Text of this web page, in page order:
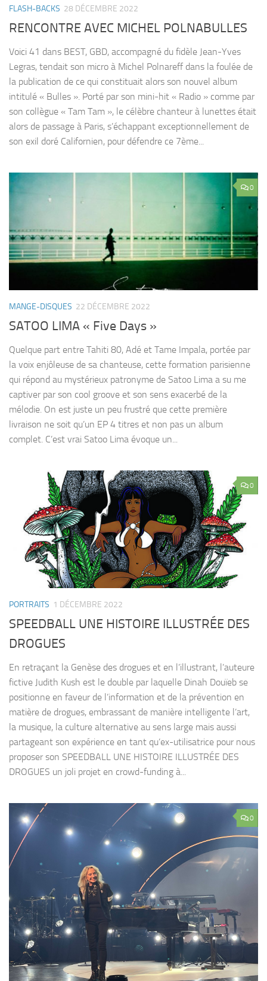
FLASH-BACKS 28 DÉCEMBRE 2022
RENCONTRE AVEC MICHEL POLNABULLES
Voici 41 dans BEST, GBD, accompagné du fidèle Jean-Yves
Legras, tendait son micro à Michel Polnareff dans la foulée de
la publication de ce qui constituait alors son nouvel album
intitulé « Bulles ». Porté par son mini-hit « Radio » comme par
son collègue « Tam Tam », le célèbre chanteur à lunettes était
alors de passage à Paris, s’échappant exceptionnellement de
son exil doré Californien, pour défendre ce 7ème...
0
MANGE-DISQUES 22 DÉCEMBRE 2022
SATOO LIMA « Five Days »
Quelque part entre Tahiti 80, Adé et Tame Impala, portée par
la voix enjôleuse de sa chanteuse, cette formation parisienne
qui répond au mystérieux patronyme de Satoo Lima a su me
captiver par son cool groove et son sens exacerbé de la
mélodie. On est juste un peu frustré que cette première
livraison ne soit qu’un EP 4 titres et non pas un album
complet. C’est vrai Satoo Lima évoque un...
0
PORTRAITS 1 DÉCEMBRE 2022
SPEEDBALL UNE HISTOIRE ILLUSTRÉE DES
DROGUES
En retraçant la Genèse des drogues et en l’illustrant, l’auteure
fictive Judith Kush est le double par laquelle Dinah Douïeb se
positionne en faveur de l’information et de la prévention en
matière de drogues, embrassant de manière intelligente l’art,
la musique, la culture alternative au sens large mais aussi
partageant son expérience en tant qu’ex-utilisatrice pour nous
proposer son SPEEDBALL UNE HISTOIRE ILLUSTRÉE DES
DROGUES un joli projet en crowd-funding à...
0